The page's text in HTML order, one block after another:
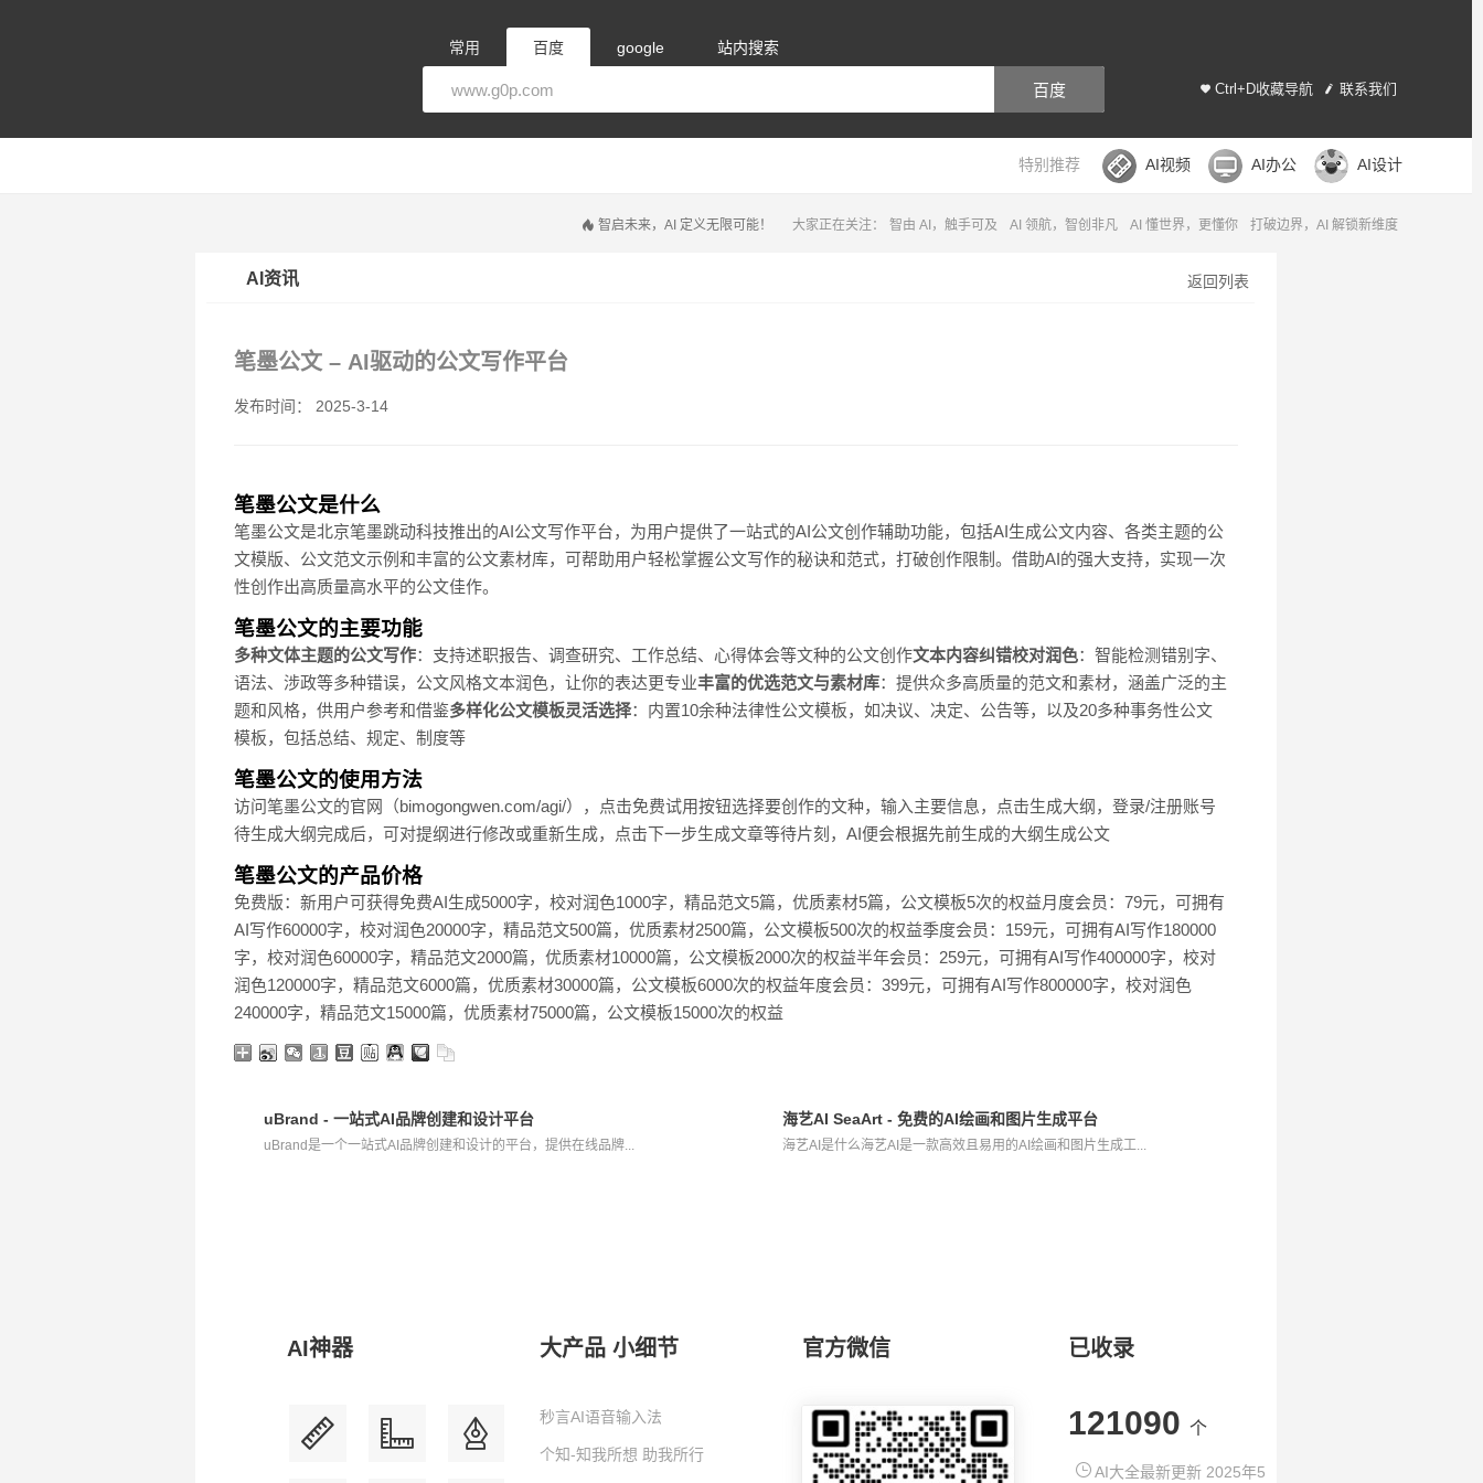
常用 百度 google 站内搜索
Ctrl+D收藏导航 联系我们
百度
特别推荐 AI视频 AI办公 AI设计
大家正在关注： 智由 AI，触手可及 AI 领航，智创非凡 AI 懂世界，更懂你 打破边界，AI 解锁新维度
智启未来，AI 定义无限可能！
返回列表
AI资讯
笔墨公文 – AI驱动的公文写作平台
发布时间： 2025-3-14
笔墨公文是什么
笔墨公文是北京笔墨跳动科技推出的AI公文写作平台，为用户提供了一站式的AI公文创作辅助功能，包括AI生成公文内容、各类主题的公
文模版、公文范文示例和丰富的公文素材库，可帮助用户轻松掌握公文写作的秘诀和范式，打破创作限制。借助AI的强大支持，实现一次
性创作出高质量高水平的公文佳作。
笔墨公文的主要功能
多种文体主题的公文写作：支持述职报告、调查研究、工作总结、心得体会等文种的公文创作文本内容纠错校对润色：智能检测错别字、
语法、涉政等多种错误，公文风格文本润色，让你的表达更专业丰富的优选范文与素材库：提供众多高质量的范文和素材，涵盖广泛的主
题和风格，供用户参考和借鉴多样化公文模板灵活选择：内置10余种法律性公文模板，如决议、决定、公告等，以及20多种事务性公文
模板，包括总结、规定、制度等
笔墨公文的使用方法
访问笔墨公文的官网（bimogongwen.com/agi/），点击免费试用按钮选择要创作的文种，输入主要信息，点击生成大纲，登录/注册账号
待生成大纲完成后，可对提纲进行修改或重新生成，点击下一步生成文章等待片刻，AI便会根据先前生成的大纲生成公文
笔墨公文的产品价格
免费版：新用户可获得免费AI生成5000字，校对润色1000字，精品范文5篇，优质素材5篇，公文模板5次的权益月度会员：79元，可拥有
AI写作60000字，校对润色20000字，精品范文500篇，优质素材2500篇，公文模板500次的权益季度会员：159元，可拥有AI写作180000
字，校对润色60000字，精品范文2000篇，优质素材10000篇，公文模板2000次的权益半年会员：259元，可拥有AI写作400000字，校对
润色120000字，精品范文6000篇，优质素材30000篇，公文模板6000次的权益年度会员：399元，可拥有AI写作800000字，校对润色
240000字，精品范文15000篇，优质素材75000篇，公文模板15000次的权益
uBrand - 一站式AI品牌创建和设计平台
uBrand是一个一站式AI品牌创建和设计的平台，提供在线品牌...
海艺AI SeaArt - 免费的AI绘画和图片生成平台
海艺AI是什么海艺AI是一款高效且易用的AI绘画和图片生成工...
AI神器 大产品 小细节
秒言AI语音输入法
个知-知我所想 助我所行
官方微信 已收录
121090 个
AI大全最新更新 2025年5